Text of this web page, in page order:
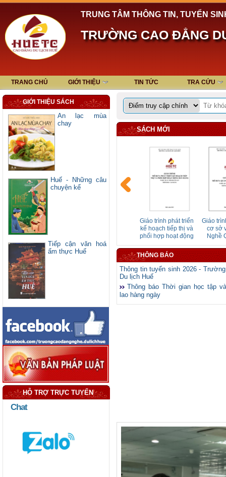
TRUNG TÂM THÔNG TIN, TUYỂN
TRƯỜNG CAO ĐẲNG
TRANG CHỦ GIỚI THIỆU TIN TỨC TRA CỨU
GIỚI THIỆU SÁCH
An lạc mùa
chay
Huế - Những câu
chuyện kể
Tiếp cận văn hoá
ẩm thực Huế
HỖ TRỢ TRỰC TUYẾN
Chat
SÁCH MỚI
-
ENGLISH FOR
TOUR GUIDING
BOOK 2
Giáo trình phát triển
kế hoạch tiếp thị và
phối hợp hoạt động
bán hàng Nghề
Quản trị khách sạn
Giáo
cơ sở
Nghề
THÔNG BÁO
Thông tin tuyển sinh 2026 -
Du lịch Huế
Thông báo Thời gian học tập
lao hàng ngày